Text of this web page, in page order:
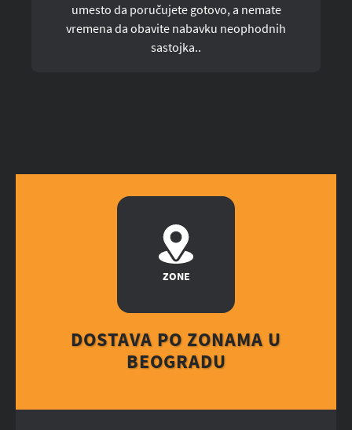
umesto da poručujete gotovo, a nemate
vremena da obavite nabavku neophodnih
sastojka..
ZONE
DOSTAVA PO ZONAMA U
BEOGRADU